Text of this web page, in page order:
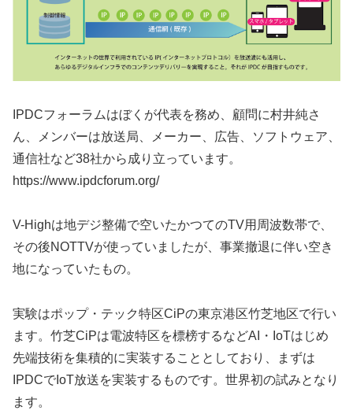
IPDCフォーラムはぼくが代表を務め、顧問に村井純さ
ん、メンバーは放送局、メーカー、広告、ソフトウェア、
通信社など38社から成り立っています。
https://www.ipdcforum.org/
V-Highは地デジ整備で空いたかつてのTV用周波数帯で、
その後NOTTVが使っていましたが、事業撤退に伴い空き
地になっていたもの。
実験はポップ・テック特区CiPの東京港区竹芝地区で行い
ます。竹芝CiPは電波特区を標榜するなどAI・IoTはじめ
先端技術を集積的に実装することとしており、まずは
IPDCでIoT放送を実装するものです。世界初の試みとなり
ます。